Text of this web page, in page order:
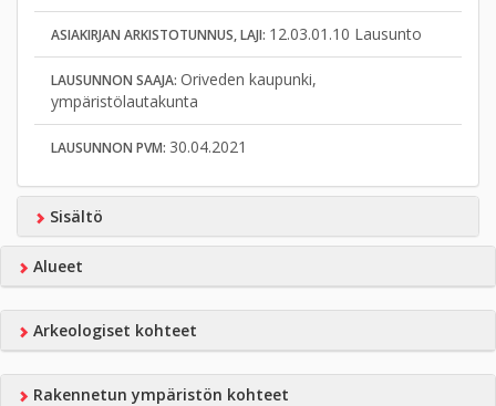
ASIAKIRJAN ARKISTOTUNNUS, LAJI: 12.03.01.10 Lausunto
LAUSUNNON SAAJA: Oriveden kaupunki,
ympäristölautakunta
LAUSUNNON PVM: 30.04.2021
Sisältö
Alueet
Arkeologiset kohteet
Rakennetun ympäristön kohteet